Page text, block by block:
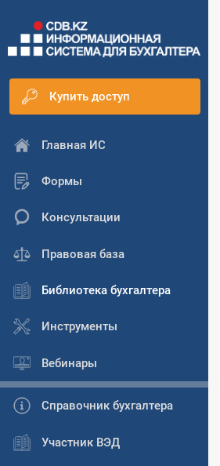
Купить доступ
Главная ИС
Формы
Консультации
Правовая база
Библиотека бухгалтера
Инструменты
Вебинары
Справочник бухгалтера
Участник ВЭД